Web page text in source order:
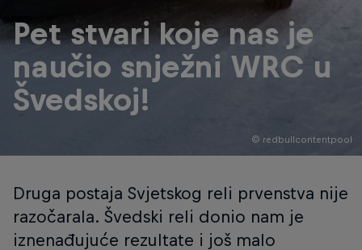
© redbullcontentpool
Pet stvari koje nas je
naučio snježni WRC u
Švedskoj!
Druga postaja Svjetskog reli prvenstva nije
razočarala. Švedski reli donio nam je
iznenađujuće rezultate i još malo